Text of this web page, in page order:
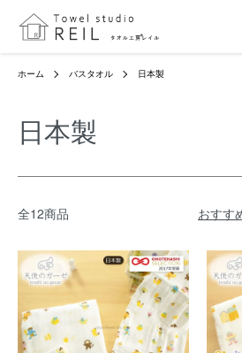
ホーム バスタオル 日本製
日本製
全12商品 おすす